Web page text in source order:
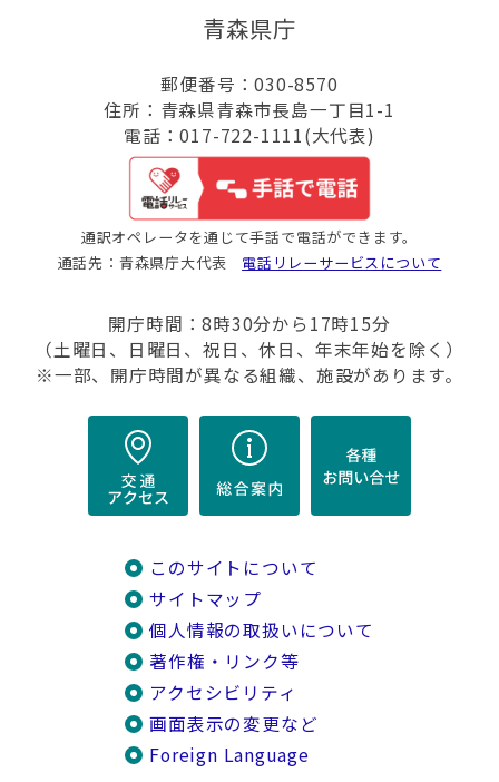
青森県庁
郵便番号：030-8570
住所：青森県青森市長島一丁目1-1
電話：017-722-1111(大代表)
通訳オペレータを通じて手話で電話ができます。
通話先：青森県庁大代表 電話リレーサービスについて
開庁時間：8時30分から17時15分
（土曜日、日曜日、祝日、休日、年末年始を除く）
※一部、開庁時間が異なる組織、施設があります。
このサイトについて
サイトマップ
個人情報の取扱いについて
著作権・リンク等
アクセシビリティ
画面表示の変更など
Foreign Language